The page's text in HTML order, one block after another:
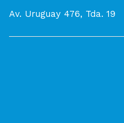
Av. Uruguay 476, Tda. 19